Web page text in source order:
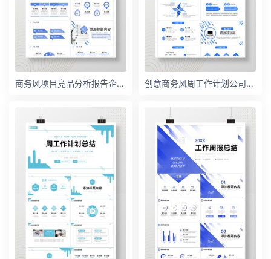
商务风项目竞品分析报告企业战略整合PPT模板 创意商务风周工作计划公司员工述职报告PPT模板